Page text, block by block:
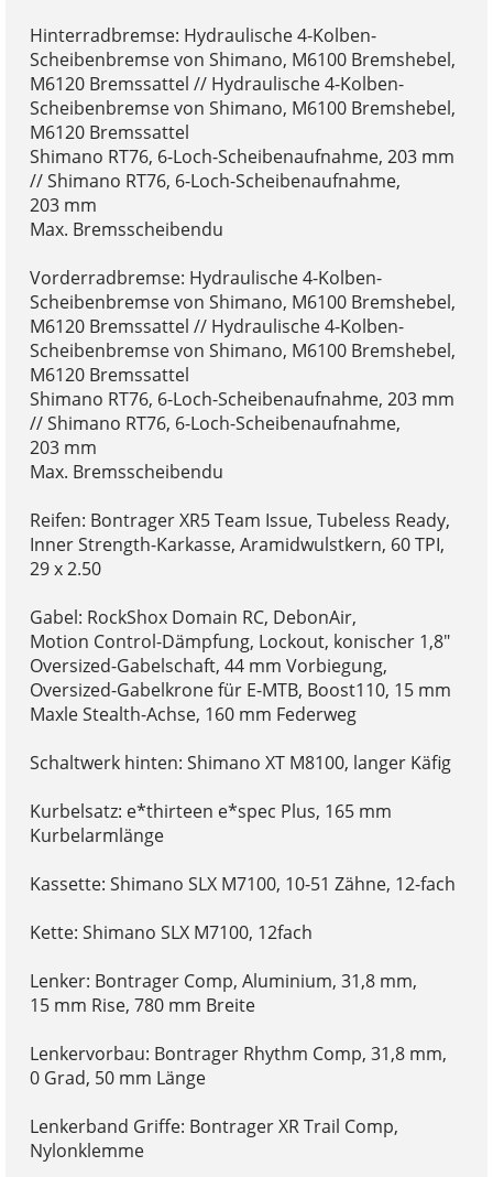
Hinterradbremse: Hydraulische 4-Kolben-
Scheibenbremse von Shimano, M6100 Bremshebel,
M6120 Bremssattel // Hydraulische 4-Kolben-
Scheibenbremse von Shimano, M6100 Bremshebel,
M6120 Bremssattel
Shimano RT76, 6-Loch-Scheibenaufnahme, 203 mm
// Shimano RT76, 6-Loch-Scheibenaufnahme,
203 mm
Max. Bremsscheibendu
Vorderradbremse: Hydraulische 4-Kolben-
Scheibenbremse von Shimano, M6100 Bremshebel,
M6120 Bremssattel // Hydraulische 4-Kolben-
Scheibenbremse von Shimano, M6100 Bremshebel,
M6120 Bremssattel
Shimano RT76, 6-Loch-Scheibenaufnahme, 203 mm
// Shimano RT76, 6-Loch-Scheibenaufnahme,
203 mm
Max. Bremsscheibendu
Reifen: Bontrager XR5 Team Issue, Tubeless Ready,
Inner Strength-Karkasse, Aramidwulstkern, 60 TPI,
29 x 2.50
Gabel: RockShox Domain RC, DebonAir,
Motion Control-Dämpfung, Lockout, konischer 1,8"
Oversized-Gabelschaft, 44 mm Vorbiegung,
Oversized-Gabelkrone für E-MTB, Boost110, 15 mm
Maxle Stealth-Achse, 160 mm Federweg
Schaltwerk hinten: Shimano XT M8100, langer Käfig
Kurbelsatz: e*thirteen e*spec Plus, 165 mm
Kurbelarmlänge
Kassette: Shimano SLX M7100, 10-51 Zähne, 12-fach
Kette: Shimano SLX M7100, 12fach
Lenker: Bontrager Comp, Aluminium, 31,8 mm,
15 mm Rise, 780 mm Breite
Lenkervorbau: Bontrager Rhythm Comp, 31,8 mm,
0 Grad, 50 mm Länge
Lenkerband Griffe: Bontrager XR Trail Comp,
Nylonklemme